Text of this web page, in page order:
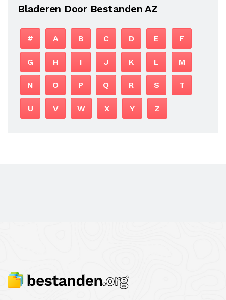
Bladeren Door Bestanden AZ
# A B C D E F
G H I J K L M
N O P Q R S T
U V W X Y Z